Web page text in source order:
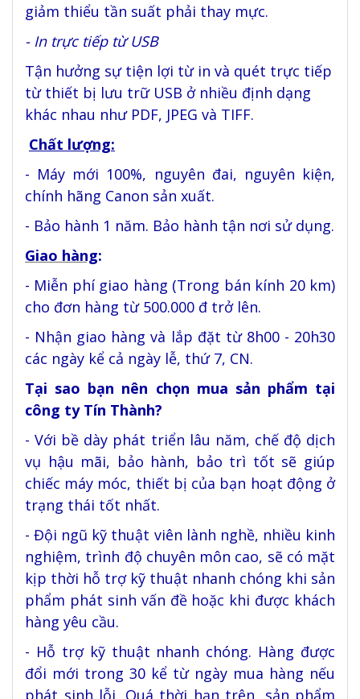
giảm thiểu tần suất phải thay mực.
- In trực tiếp từ USB
Tận hưởng sự tiện lợi từ in và quét trực tiếp
từ thiết bị lưu trữ USB ở nhiều định dạng
khác nhau như PDF, JPEG và TIFF.
Chất lượng:
- Máy mới 100%, nguyên đai, nguyên kiện,
chính hãng Canon sản xuất.
- Bảo hành 1 năm. Bảo hành tận nơi sử dụng.
Giao hàng:
- Miễn phí giao hàng (Trong bán kính 20 km)
cho đơn hàng từ 500.000 đ trở lên.
- Nhận giao hàng và lắp đặt từ 8h00 - 20h30
các ngày kể cả ngày lễ, thứ 7, CN.
Tại sao bạn nên chọn mua sản phẩm tại
công ty Tín Thành?
- Với bề dày phát triển lâu năm, chế độ dịch
vụ hậu mãi, bảo hành, bảo trì tốt sẽ giúp
chiếc máy móc, thiết bị của bạn hoạt động ở
trạng thái tốt nhất.
- Đội ngũ kỹ thuật viên lành nghề, nhiều kinh
nghiệm, trình độ chuyên môn cao, sẽ có mặt
kịp thời hỗ trợ kỹ thuật nhanh chóng khi sản
phẩm phát sinh vấn đề hoặc khi được khách
hàng yêu cầu.
- Hỗ trợ kỹ thuật nhanh chóng. Hàng được
đổi mới trong 30 kể từ ngày mua hàng nếu
phát sinh lỗi. Quá thời hạn trên, sản phẩm